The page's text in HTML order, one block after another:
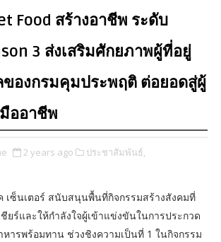
Food สร้างอาชีพ ระดับ
3 ส่งเสริมศักยภาพผู้ที่อยู่
องกรมคุมประพฤติ ต่อยอดสู่ผู้
ออาชีพ
2 years ago ประชาสัมพันธ์,
เซ็นเตอร์ สนับสนุนพื้นที่กิจกรรมสร้างสังคมที่
ยร์และให้กำลังใจผู้เข้าแข่งขันในการประกวด
ารพร้อมทาน ช่วงชิงความเป็นที่ 1 ในกิจกรรม